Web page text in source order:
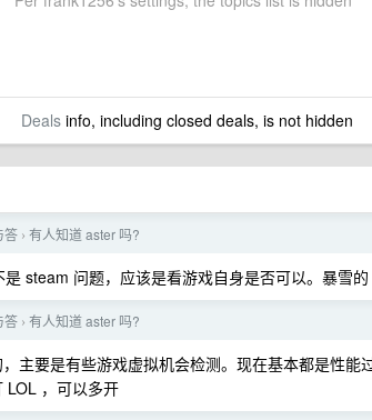
Dealsinfo, including closed deals, is not hidden
答 › 有人知道 aster 吗?
steam 问题，应该是看游戏自身是否可以。暴雪
答 › 有人知道 aster 吗?
主要是有些游戏虚拟机会检测。现在基本都是性能
LOL ，可以多开